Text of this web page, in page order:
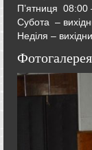
П’ятниця 08:00
Субота –
Неділя –
Фотогалерея